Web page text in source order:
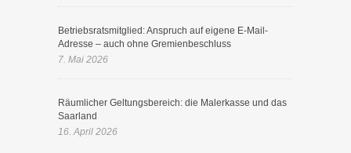
Betriebsratsmitglied: Anspruch auf eigene E-Mail-
Adresse – auch ohne Gremienbeschluss
7. Mai 2026
Räumlicher Geltungsbereich: die Malerkasse und das
Saarland
16. April 2026